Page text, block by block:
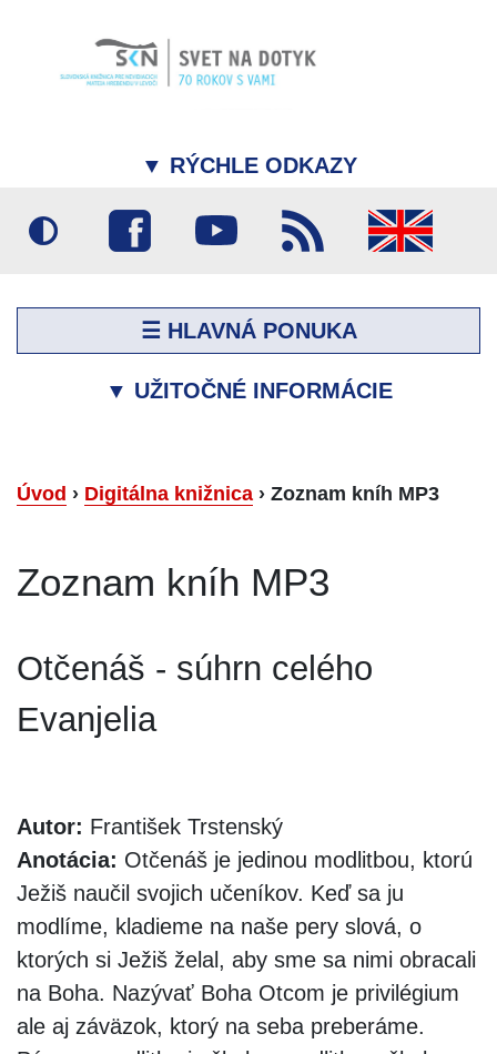
▼ RÝCHLE ODKAZY
☰ HLAVNÁ PONUKA
▼ UŽITOČNÉ INFORMÁCIE
Úvod › Digitálna knižnica › Zoznam kníh MP3
Zoznam kníh MP3
Otčenáš - súhrn celého
Evanjelia
Autor: František Trstenský
Anotácia: Otčenáš je jedinou modlitbou, ktorú
Ježiš naučil svojich učeníkov. Keď sa ju
modlíme, kladieme na naše pery slová, o
ktorých si Ježiš želal, aby sme sa nimi obracali
na Boha. Nazývať Boha Otcom je privilégium
ale aj záväzok, ktorý na seba preberáme.